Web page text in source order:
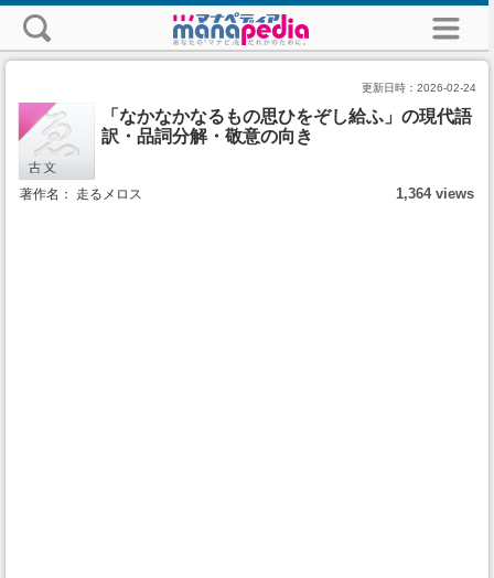
更新日時： 2026-02-24
「なかなかなるもの思ひをぞし給ふ」の現代語
訳・品詞分解・敬意の向き
著作名： 走るメロス 1,364 views